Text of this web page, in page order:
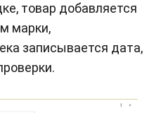
товар добавляется
марки,
записывается дата,